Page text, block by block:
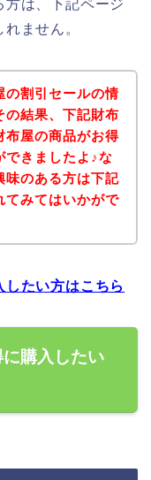
は、下記ページ
ません。
の割引セールの情
の結果、下記財布
布屋の商品がお得
できましたよ♪な
味のある方は下記
てみてはいかがで
たい方はこちら
購入したい